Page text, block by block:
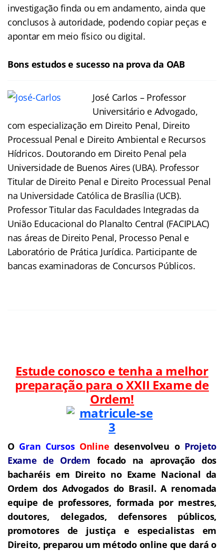
investigação finda ou em andamento, ainda que
conclusos à autoridade, podendo copiar peças e
apontar em meio físico ou digital.
Bons estudos e sucesso na prova da OAB
José Carlos – Professor
Universitário e Advogado,
com especialização em Direito Penal, Direito
Processual Penal e Direito Ambiental e Recursos
Hídricos. Doutorando em Direito Penal pela
Universidade de Buenos Aires (UBA). Professor
Titular de Direito Penal e Direito Processual Penal
na Universidade Católica de Brasília (UCB).
Professor Titular das Faculdades Integradas da
União Educacional do Planalto Central (FACIPLAC)
nas áreas de Direito Penal, Processo Penal e
Laboratório de Prática Jurídica. Participante de
bancas examinadoras de Concursos Públicos.
Estude conosco e tenha a melhor
preparação para oXXII Exame de
Ordem!
O Gran Cursos Online desenvolveu o Projeto
Exame de Ordem focado na aprovação dos
bacharéis em Direito no Exame Nacional da
Ordem dos Advogados do Brasil. A renomada
equipe de professores, formada por mestres,
doutores, delegados, defensores públicos,
promotores de justiça e especialistas em
Direito, preparou um método online que dará o